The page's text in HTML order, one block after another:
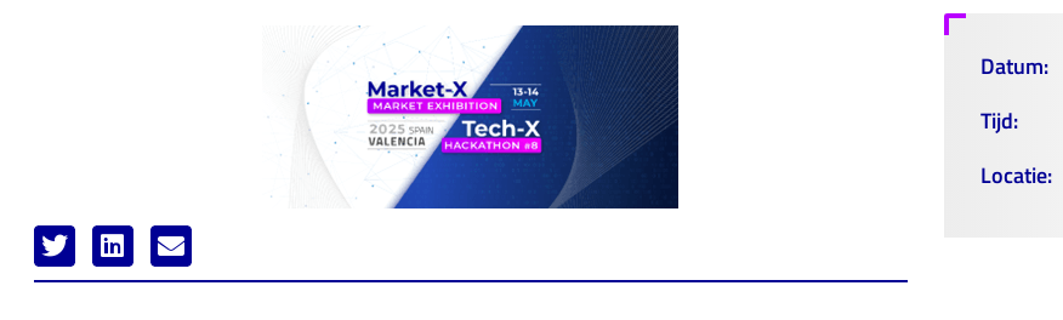
Datum:
Tijd:
Locatie: